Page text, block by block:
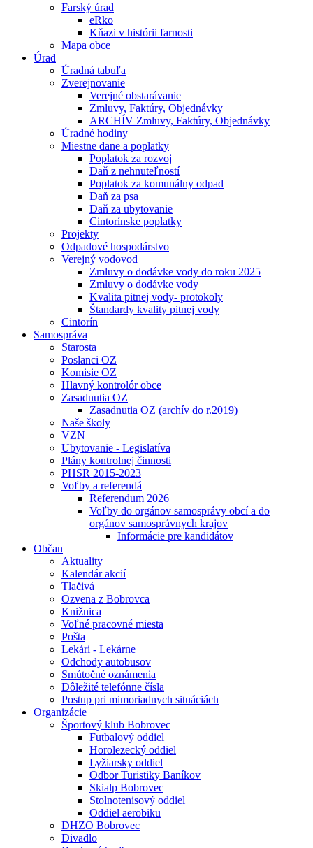
Farský úrad
eRko
Kňazi v histórii farnosti
Mapa obce
Úrad
Úradná tabuľa
Zverejnovanie
Verejné obstarávanie
Zmluvy, Faktúry, Objednávky
ARCHÍV Zmluvy, Faktúry, Objednávky
Úradné hodiny
Miestne dane a poplatky
Poplatok za rozvoj
Daň z nehnuteľností
Poplatok za komunálny odpad
Daň za psa
Daň za ubytovanie
Cintorínske poplatky
Projekty
Odpadové hospodárstvo
Verejný vodovod
Zmluvy o dodávke vody do roku 2025
Zmluvy o dodávke vody
Kvalita pitnej vody- protokoly
Štandardy kvality pitnej vody
Cintorín
Samospráva
Starosta
Poslanci OZ
Komisie OZ
Hlavný kontrolór obce
Zasadnutia OZ
Zasadnutia OZ (archív do r.2019)
Naše školy
VZN
Ubytovanie - Legislatíva
Plány kontrolnej činnosti
PHSR 2015-2023
Voľby a referendá
Referendum 2026
Voľby do orgánov samosprávy obcí a do
orgánov samosprávnych krajov
Informácie pre kandidátov
Občan
Aktuality
Kalendár akcií
Tlačivá
Ozvena z Bobrovca
Knižnica
Voľné pracovné miesta
Pošta
Lekári - Lekárne
Odchody autobusov
Smútočné oznámenia
Dôležité telefónne čísla
Postup pri mimoriadnych situáciách
Organizácie
Športový klub Bobrovec
Futbalový oddiel
Horolezecký oddiel
Lyžiarsky oddiel
Odbor Turistiky Baníkov
Skialp Bobrovec
Stolnotenisový oddiel
Oddiel aerobiku
DHZO Bobrovec
Divadlo